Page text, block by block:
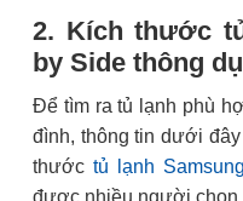
2. Kích thước
by Side thông
Để tìm ra tủ lạnh phù
đình, thông tin dưới
thước tủ lạnh Samsung